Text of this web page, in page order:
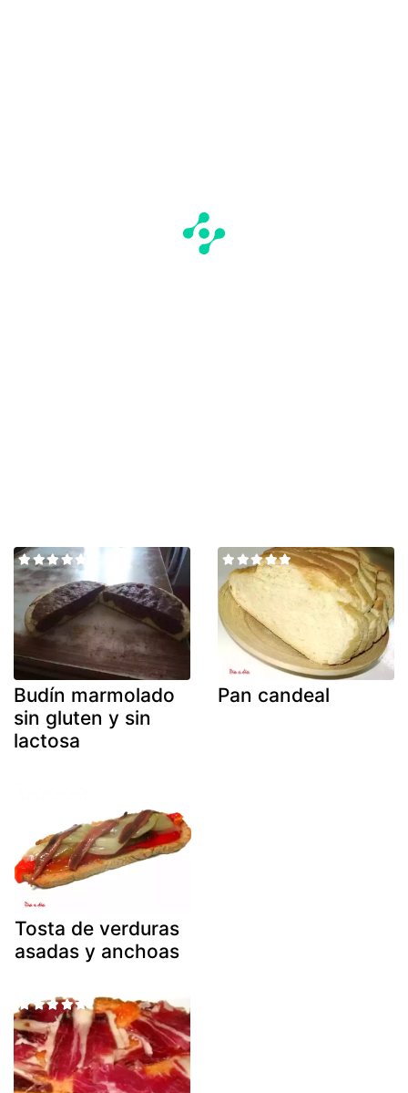
Budín marmolado
sin gluten y sin
lactosa
Pan candeal
Tosta de verduras
asadas y anchoas